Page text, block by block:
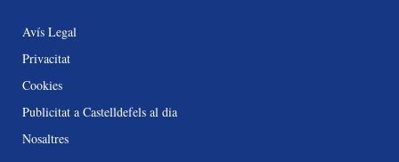
Avís Legal
Privacitat
Cookies
Publicitat a Castelldefels al dia
Nosaltres